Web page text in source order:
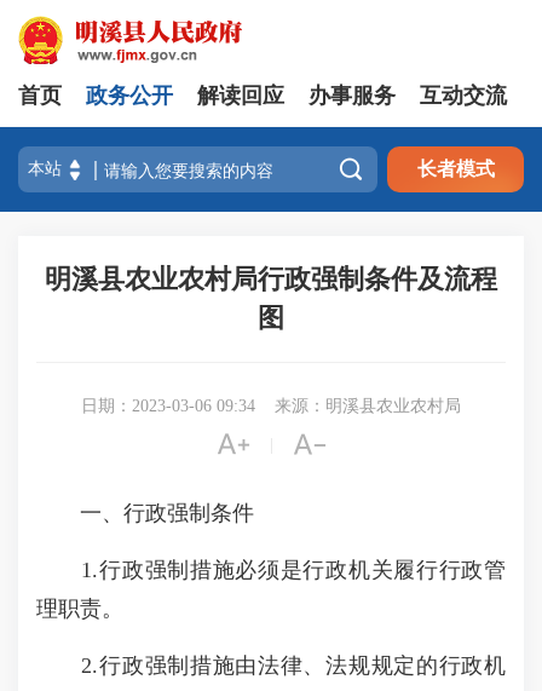
首页 政务公开 解读回应 办事服务 互动交流
 长者模式
明溪县农业农村局行政强制条件及流程
图
日期：2023-03-06 09:34 来源：明溪县农业农村局
 
一、行政强制条件
1.行政强制措施必须是行政机关履行行政管
理职责。
2.行政强制措施由法律、法规规定的行政机